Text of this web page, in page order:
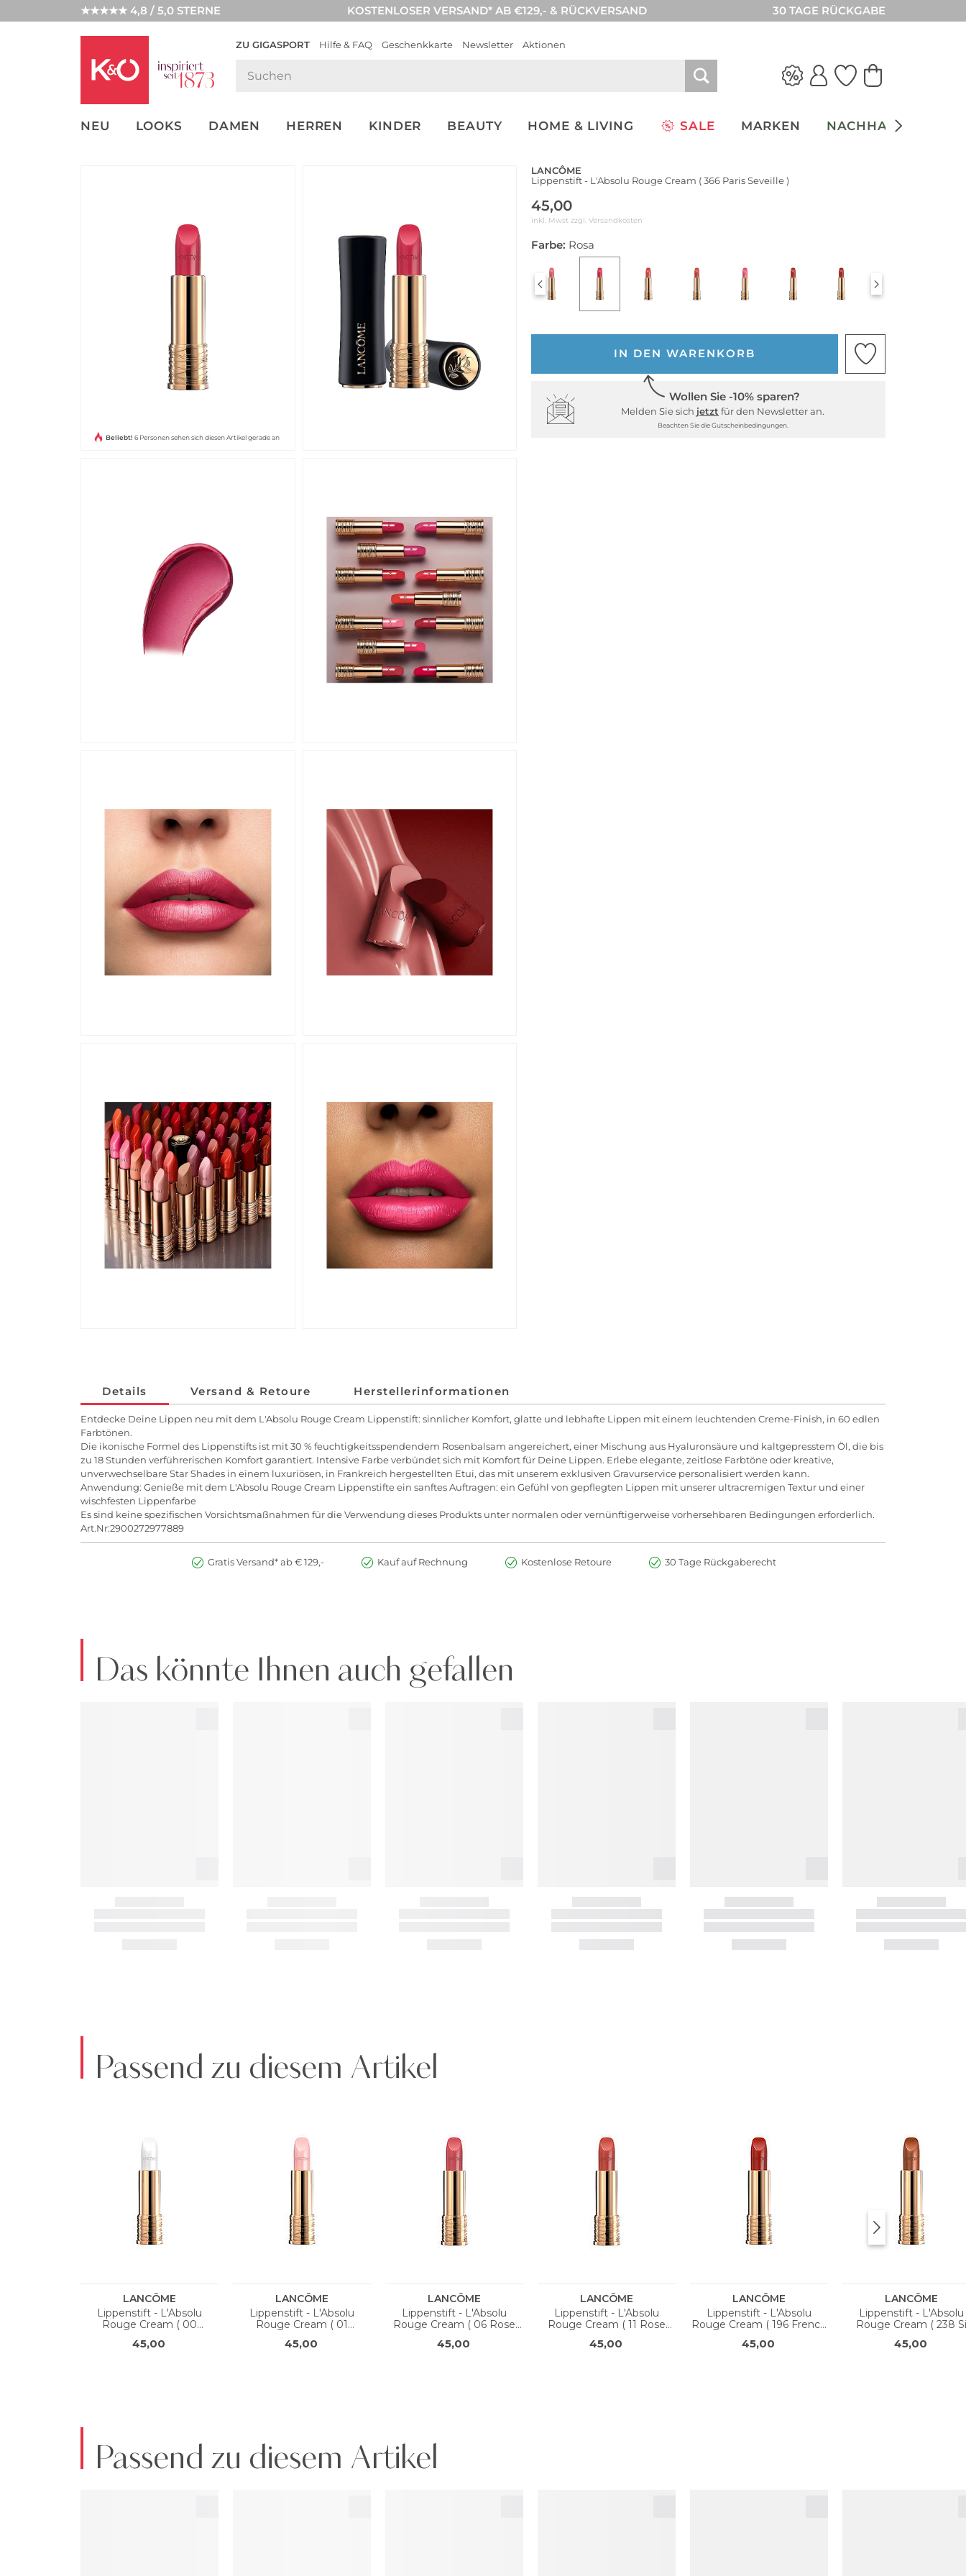
★★★★★ 4,8 / 5,0 STERNE KOSTENLOSER VERSAND* AB €129,- & RÜCKVERSAND 30 TAGE RÜCKGABE
ZU GIGASPORT Hilfe & FAQ Geschenkkarte Newsletter Aktionen
NEU LOOKS DAMEN HERREN KINDER BEAUTY HOME & LIVING SALE MARKEN NACHHALTIGKEIT
NEW IN
WEDDING
Beliebt! 6 Personen sehen sich diesen Artikel gerade an
LANCÔME
Lippenstift - L'Absolu Rouge Cream ( 366 Paris Seveille )
45,00
inkl. Mwst zzgl. Versandkosten
Farbe: Rosa
IN DEN WARENKORB
Wollen Sie -10% sparen?
Melden Sie sich jetzt für den Newsletter an.
Beachten Sie die Gutscheinbedingungen.
Details Versand & Retoure Herstellerinformationen
Entdecke Deine Lippen neu mit dem L'Absolu Rouge Cream Lippenstift: sinnlicher Komfort, glatte und lebhafte Lippen mit einem leuchtenden Creme-Finish, in 60 edlen
Farbtönen.
Die ikonische Formel des Lippenstifts ist mit 30 % feuchtigkeitsspendendem Rosenbalsam angereichert, einer Mischung aus Hyaluronsäure und kaltgepresstem Öl, die bis
zu 18 Stunden verführerischen Komfort garantiert. Intensive Farbe verbündet sich mit Komfort für Deine Lippen. Erlebe elegante, zeitlose Farbtöne oder kreative,
unverwechselbare Star Shades in einem luxuriösen, in Frankreich hergestellten Etui, das mit unserem exklusiven Gravurservice personalisiert werden kann.
Anwendung: Genieße mit dem L'Absolu Rouge Cream Lippenstifte ein sanftes Auftragen: ein Gefühl von gepflegten Lippen mit unserer ultracremigen Textur und einer
wischfesten Lippenfarbe
Es sind keine spezifischen Vorsichtsmaßnahmen für die Verwendung dieses Produkts unter normalen oder vernünftigerweise vorhersehbaren Bedingungen erforderlich.
Art.Nr:2900272977889
Gratis Versand* ab € 129,- Kauf auf Rechnung Kostenlose Retoure 30 Tage Rückgaberecht
Das könnte Ihnen auch gefallen
Passend zu diesem Artikel
Passend zu diesem Artikel